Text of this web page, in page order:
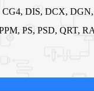
DIS, DCX,
PS, PSD, QRT,